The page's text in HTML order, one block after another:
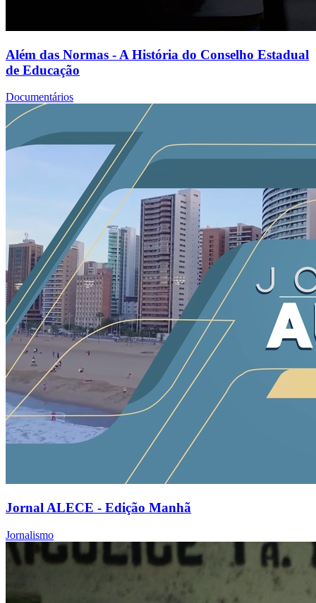
Além das Normas - A História do Conselho Estadual
de Educação
Documentários
Jornal ALECE - Edição Manhã
Jornalismo